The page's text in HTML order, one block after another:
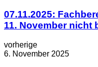
07.11.2025:
11. November nicht
vorherige
6. November 2025